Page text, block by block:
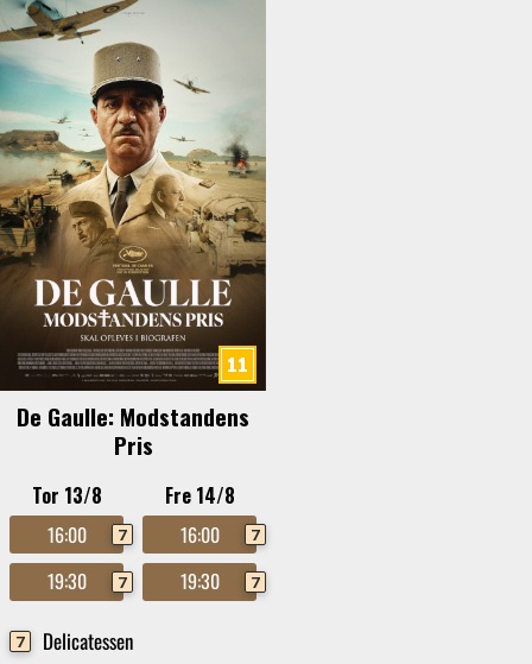
De Gaulle: Modstandens
Pris
Tor 13/8
16:00
7
19:30 7
Fre 14/8
16:00
7
19:30 7
7 Delicatessen